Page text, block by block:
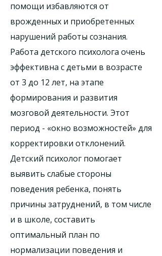
помощи избавляются от
врожденных и приобретенных
нарушений работы сознания.
Работа детского психолога очень
эффективна с детьми в возрасте
от 3 до 12 лет, на этапе
формирования и развития
мозговой деятельности. Этот
период - «окно возможностей» для
корректировки отклонений.
Детский психолог помогает
выявить слабые стороны
поведения ребенка, понять
причины затруднений, в том числе
и в школе, составить
оптимальный план по
нормализации поведения и